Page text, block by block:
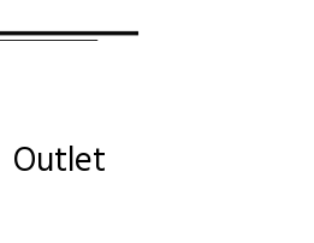
Outlet